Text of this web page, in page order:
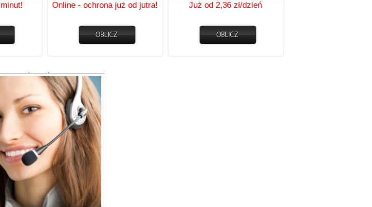
Online - ochrona już od jutra! Już od 2,36 zł/dzień
z doradcą